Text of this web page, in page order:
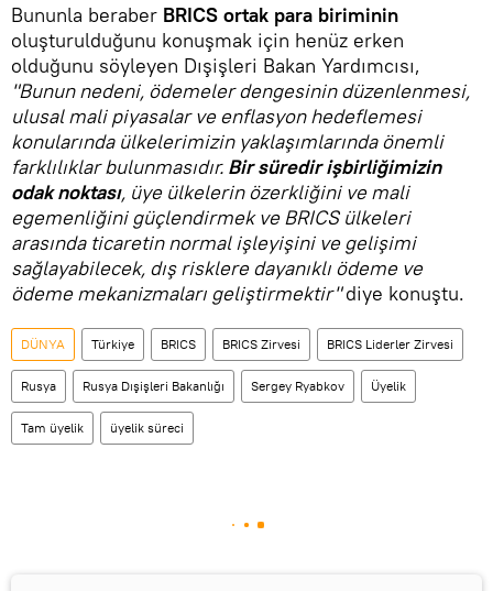
Bununla beraber BRICS ortak para biriminin
oluşturulduğunu konuşmak için henüz erken
olduğunu söyleyen Dışişleri Bakan Yardımcısı,
"Bunun nedeni, ödemeler dengesinin düzenlenmesi,
ulusal mali piyasalar ve enflasyon hedeflemesi
konularında ülkelerimizin yaklaşımlarında önemli
farklılıklar bulunmasıdır. Bir süredir işbirliğimizin
odak noktası, üye ülkelerin özerkliğini ve mali
egemenliğini güçlendirmek ve BRICS ülkeleri
arasında ticaretin normal işleyişini ve gelişimi
sağlayabilecek, dış risklere dayanıklı ödeme ve
ödeme mekanizmaları geliştirmektir"diye konuştu.
DÜNYA Türkiye BRICS BRICS Zirvesi BRICS Liderler Zirvesi
Rusya Rusya Dışişleri Bakanlığı Sergey Ryabkov Üyelik
Tam üyelik üyelik süreci